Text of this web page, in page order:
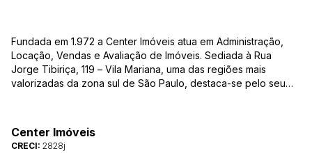
Fundada em 1.972 a Center Imóveis atua em Administração,
Locação, Vendas e Avaliação de Imóveis. Sediada à Rua
Jorge Tibiriça, 119 – Vila Mariana, uma das regiões mais
valorizadas da zona sul de São Paulo, destaca-se pelo seu
atuantes imobiliárias da região, credenciada junto ao Conselho
Regional dos Corretores de Imóveis (CRECI) e associada ao
Center Imóveis
CRECI: 2828j